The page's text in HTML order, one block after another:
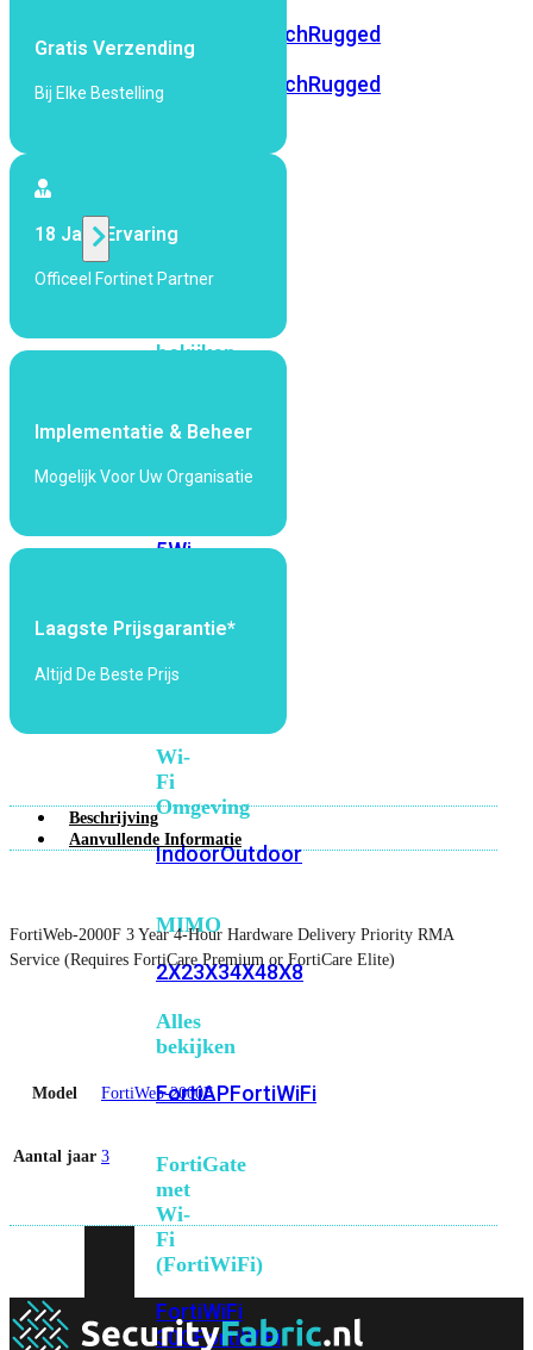
FortiSwitchRugged
216F-
POE
FortiSwitchRugged
424F-
Alle
bekijken
Fi
5Wi-
Fi
Fi
Wi-
Fi
Omgeving
IndoorOutdoor
MIMO
2X23X34X48X8
Alles
bekijken
FortiAPFortiWiFi
FortiGate
met
Wi-
Fi
(FortiWiFi)
FortiWiFi
30GFortiWiFi
Gratis Verzending
Bij Elke Bestelling
18 Jaar Ervaring
Officeel Fortinet Partner
Implementatie & Beheer
Mogelijk Voor Uw Organisatie
Laagste Prijsgarantie*
Altijd De Beste Prijs
Beschrijving
Aanvullende Informatie
FortiWeb-2000F 3 Year 4-Hour Hardware Delivery Priority RMA
Service (Requires FortiCare Premium or FortiCare Elite)
Model FortiWeb-2000F
Aantal jaar 3